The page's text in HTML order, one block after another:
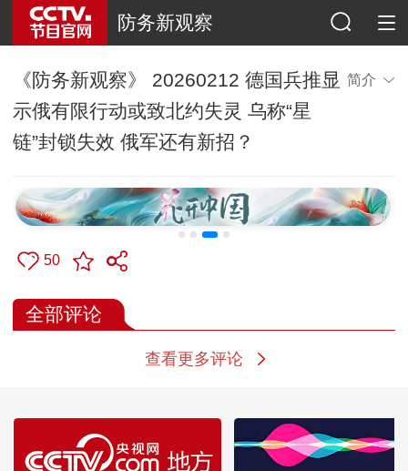
防务新观察
《防务新观察》 20260212 德国兵推显
示俄有限行动或致北约失灵 乌称“星
链”封锁失效 俄军还有新招？
简介
50
全部评论
查看更多评论